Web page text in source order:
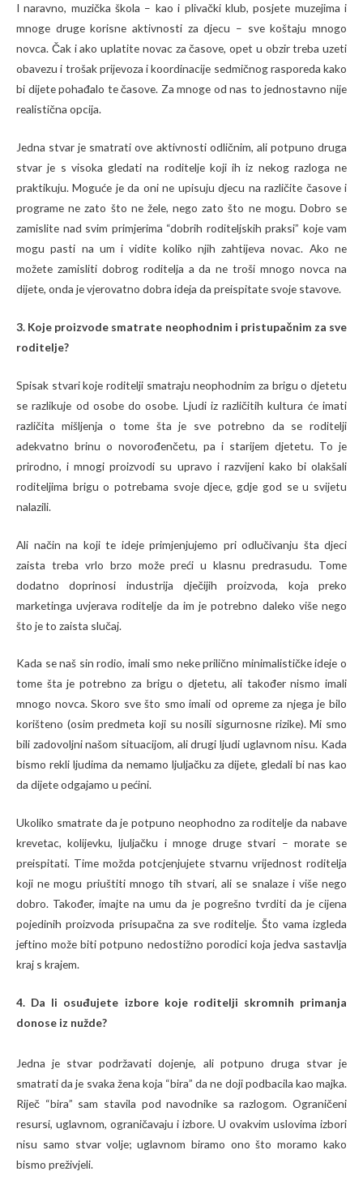
I naravno, muzička škola – kao i plivački klub, posjete muzejima i
mnoge druge korisne aktivnosti za djecu – sve koštaju mnogo
novca. Čak i ako uplatite novac za časove, opet u obzir treba uzeti
obavezu i trošak prijevoza i koordinacije sedmičnog rasporeda kako
bi dijete pohađalo te časove. Za mnoge od nas to jednostavno nije
realistična opcija.
Jedna stvar je smatrati ove aktivnosti odličnim, ali potpuno druga
stvar je s visoka gledati na roditelje koji ih iz nekog razloga ne
praktikuju. Moguće je da oni ne upisuju djecu na različite časove i
programe ne zato što ne žele, nego zato što ne mogu. Dobro se
zamislite nad svim primjerima “dobrih roditeljskih praksi” koje vam
mogu pasti na um i vidite koliko njih zahtijeva novac. Ako ne
možete zamisliti dobrog roditelja a da ne troši mnogo novca na
dijete, onda je vjerovatno dobra ideja da preispitate svoje stavove.
3. Koje proizvode smatrate neophodnim i pristupačnim za sve
roditelje?
Spisak stvari koje roditelji smatraju neophodnim za brigu o djetetu
se razlikuje od osobe do osobe. Ljudi iz različitih kultura će imati
različita mišljenja o tome šta je sve potrebno da se roditelji
adekvatno brinu o novorođenčetu, pa i starijem djetetu. To je
prirodno, i mnogi proizvodi su upravo i razvijeni kako bi olakšali
roditeljima brigu o potrebama svoje djece, gdje god se u svijetu
nalazili.
Ali način na koji te ideje primjenjujemo pri odlučivanju šta djeci
zaista treba vrlo brzo može preći u klasnu predrasudu. Tome
dodatno doprinosi industrija dječijih proizvoda, koja preko
marketinga uvjerava roditelje da im je potrebno daleko više nego
što je to zaista slučaj.
Kada se naš sin rodio, imali smo neke prilično minimalističke ideje o
tome šta je potrebno za brigu o djetetu, ali također nismo imali
mnogo novca. Skoro sve što smo imali od opreme za njega je bilo
korišteno (osim predmeta koji su nosili sigurnosne rizike). Mi smo
bili zadovoljni našom situacijom, ali drugi ljudi uglavnom nisu. Kada
bismo rekli ljudima da nemamo ljuljačku za dijete, gledali bi nas kao
da dijete odgajamo u pećini.
Ukoliko smatrate da je potpuno neophodno za roditelje da nabave
krevetac, kolijevku, ljuljačku i mnoge druge stvari – morate se
preispitati. Time možda potcjenjujete stvarnu vrijednost roditelja
koji ne mogu priuštiti mnogo tih stvari, ali se snalaze i više nego
dobro. Također, imajte na umu da je pogrešno tvrditi da je cijena
pojedinih proizvoda prisupačna za sve roditelje. Što vama izgleda
jeftino može biti potpuno nedostižno porodici koja jedva sastavlja
kraj s krajem.
4. Da li osuđujete izbore koje roditelji skromnih primanja
donose iz nužde?
Jedna je stvar podržavati dojenje, ali potpuno druga stvar je
smatrati da je svaka žena koja “bira” da ne doji podbacila kao majka.
Riječ “bira” sam stavila pod navodnike sa razlogom. Ograničeni
resursi, uglavnom, ograničavaju i izbore. U ovakvim uslovima izbori
nisu samo stvar volje; uglavnom biramo ono što moramo kako
bismo preživjeli.